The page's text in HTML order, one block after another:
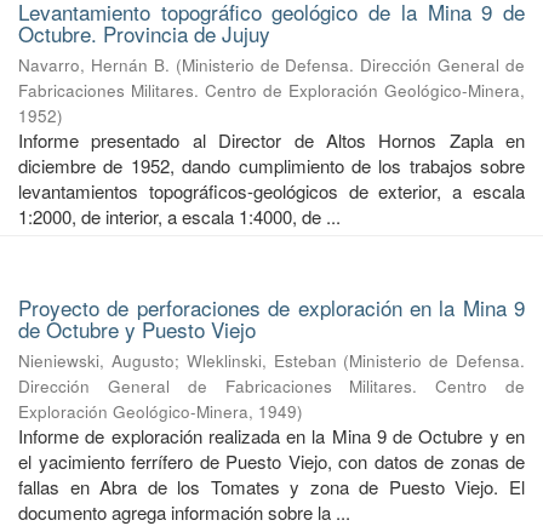
Levantamiento topográfico geológico de la Mina 9 de
Octubre. Provincia de Jujuy
Navarro, Hernán B. (Ministerio de Defensa. Dirección General de
Fabricaciones Militares. Centro de Exploración Geológico-Minera,
1952)
Informe presentado al Director de Altos Hornos Zapla en
diciembre de 1952, dando cumplimiento de los trabajos sobre
levantamientos topográficos-geológicos de exterior, a escala
1:2000, de interior, a escala 1:4000, de ...
Proyecto de perforaciones de exploración en la Mina 9
de Octubre y Puesto Viejo
Nieniewski, Augusto; Wleklinski, Esteban (Ministerio de Defensa.
Dirección General de Fabricaciones Militares. Centro de
Exploración Geológico-Minera, 1949)
Informe de exploración realizada en la Mina 9 de Octubre y en
el yacimiento ferrífero de Puesto Viejo, con datos de zonas de
fallas en Abra de los Tomates y zona de Puesto Viejo. El
documento agrega información sobre la ...